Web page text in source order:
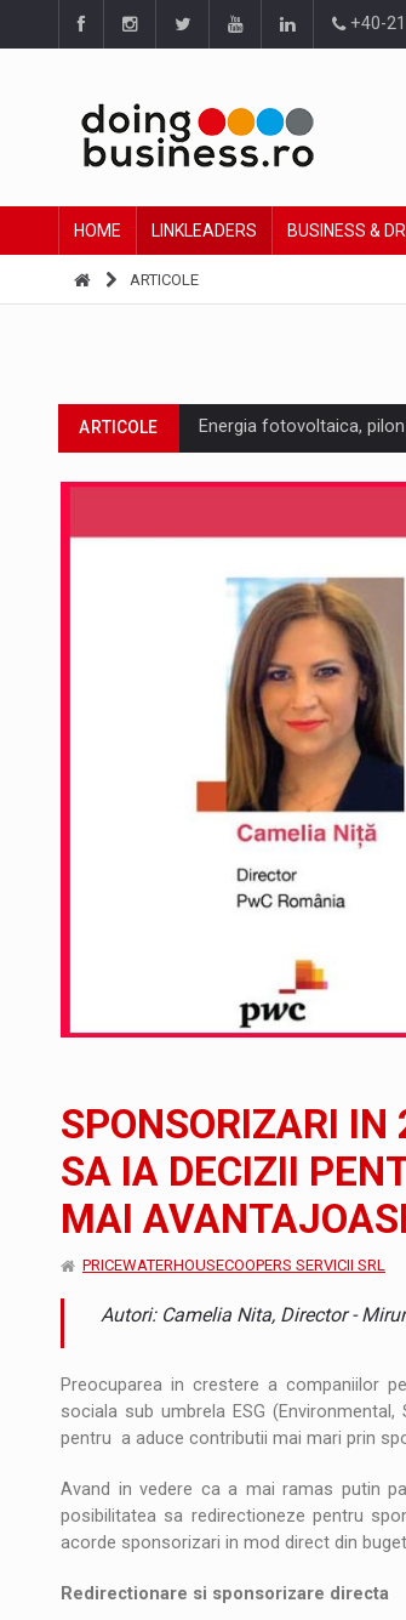
+40-
HOME LINKLEADERS BUSINESS &
ARTICOLE
ARTICOLE Energia fotovoltaica,
ARTICOLE Cum invatam sa spunem
ARTICOLE Ingredient Spotlight:
Producatorii si
LEADERSHIP IN MISCARE
CU BATERIILE
PUTTING ROMANIAN
OUR EDGE WILL COME
COFFEE IS OUR LOVE
Fondul de investitii
STIRI RANGE ROVER
STIRI JAECOO 5 SHS-H a ajuns
ARTICOLE Proteinmaxxing and the
SPONSORIZARI
SA IA DECIZII
MAI
PRICEWATERHOUSECOOPERS SERVICII SRL
Autori: Camelia Nita, Director -
Preocuparea in crestere a companiilor
sociala sub umbrela ESG
pentru a aduce contributii mai mari prin
Avand in vedere ca a mai ramas putin
posibilitatea sa redirectioneze pentru
acorde sponsorizari in mod direct din
Redirectionare si sponsorizare directa